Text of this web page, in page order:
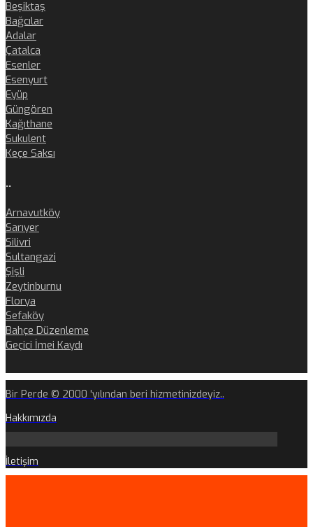
Beşiktaş
Bağcılar
Adalar
Çatalca
Esenler
Esenyurt
Eyüp
Güngören
Kağıthane
Sukulent
Keçe Saksı
..
Arnavutköy
Sarıyer
Silivri
Sultangazi
Şişli
Zeytinburnu
Florya
Sefaköy
Bahçe Düzenleme
Geçici İmei Kaydı
Bir Perde © 2000 'yılından beri hizmetinizdeyiz..
Hakkımızda
İletişim